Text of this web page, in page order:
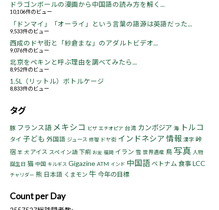
ドラゴンボールの漫画から中国語の読み方を解く...
10,106件のビュー
「ドンマイ」「オーライ」という言葉の語源は英語だった...
9,533件のビュー
西成のドヤ街と「紗倉まな」のアダルトビデオ...
9,076件のビュー
北京をペキンと呼ぶ理由を調べてみたら...
8,952件のビュー
1.5L（リットル）ボトルケージ
8,833件のビュー
タグ
豚 フランス語 メキシコ ビザ エチオピア 台湾 カンボジア 海 トルコ
タイ 子ども 外国語 ジュース 修理 ドヤ街 インドネシア 情報 漢字 峠
宿 羊 犬 アイス スペイン語 下痢 お金 福岡 イラン 雪 世界遺産 鳥 写真 人物
誕生日 猫 中国 キルギス Gigazine ATM インド 中国語 ベトナム 食事LCC
チャリダー 熊 日本語 くまモン 牛今年の目標
Count per Day